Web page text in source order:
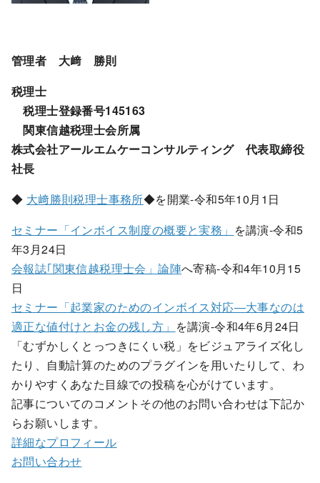
管理者 大﨑 勝則
税理士
税理士登録番号145163
関東信越税理士会所属
株式会社アールエムケーコンサルティング 代表取締役
社長
◆ 大﨑勝則税理士事務所◆を開業-令和5年10月1日
セミナー「インボイス制度の概要と実務」 を講演-令和5
年3月24日
会報誌｢関東信越税理士会」論陣へ寄稿-令和4年10月15
日
セミナー「起業家のためのインボイス対応―大事なのは
適正な値付けとお金の残し方」 を講演-令和4年6月24日
「むずかしくとっつきにくい税」をビジュアライズ化し
たり、自動計算のためのプラグインを用いたりして、わ
かりやすくあなた目線での投稿を心がけています。
記事についてのコメントその他のお問い合わせは下記か
らお願いします。
詳細なプロフィール
お問い合わせ